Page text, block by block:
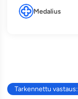
Medalius
Tarkennettu vastaus: